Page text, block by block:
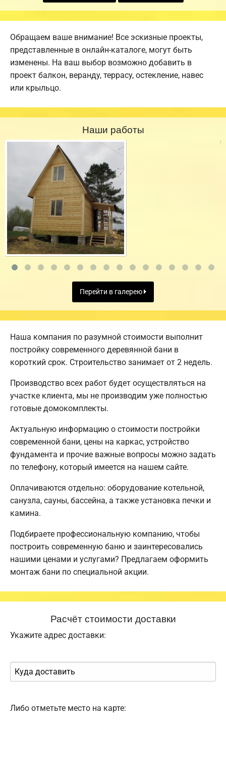
Обращаем ваше внимание! Все эскизные проекты,
представленные в онлайн-каталоге, могут быть
изменены. На ваш выбор возможно добавить в
проект балкон, веранду, террасу, остекление, навес
или крыльцо.
Наши работы
Перейти в галерею
Наша компания по разумной стоимости выполнит
постройку современного деревянной бани в
короткий срок. Строительство занимает от 2 недель.
Производство всех работ будет осуществляться на
участке клиента, мы не производим уже полностью
готовые домокомплекты.
Актуальную информацию о стоимости постройки
современной бани, цены на каркас, устройство
фундамента и прочие важные вопросы можно задать
по телефону, который имеется на нашем сайте.
Оплачиваются отдельно: оборудование котельной,
санузла, сауны, бассейна, а также установка печки и
камина.
Подбираете профессиональную компанию, чтобы
построить современную баню и заинтересовались
нашими ценами и услугами? Предлагаем оформить
монтаж бани по специальной акции.
Расчёт стоимости доставки
Укажите адрес доставки:
Либо отметьте место на карте: